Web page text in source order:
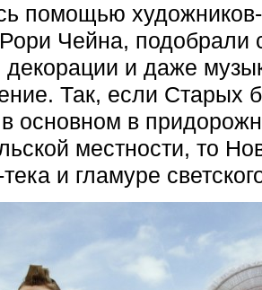
помощью
Чейна, подобрали
декорации и даже
Так, если Старых
основном в
местности, то
и гламуре